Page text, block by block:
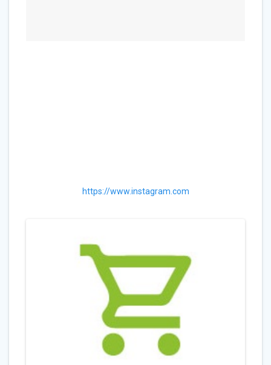
https://www.instagram.com